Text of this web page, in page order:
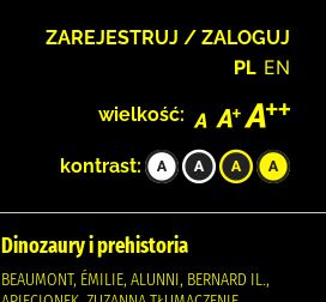
ZAREJESTRUJ / ZALOGUJ
PL EN
wielkość:
kontrast:
Dinozaury i prehistoria
BEAUMONT, ÉMILIE, ALUNNI, BERNARD IL.,